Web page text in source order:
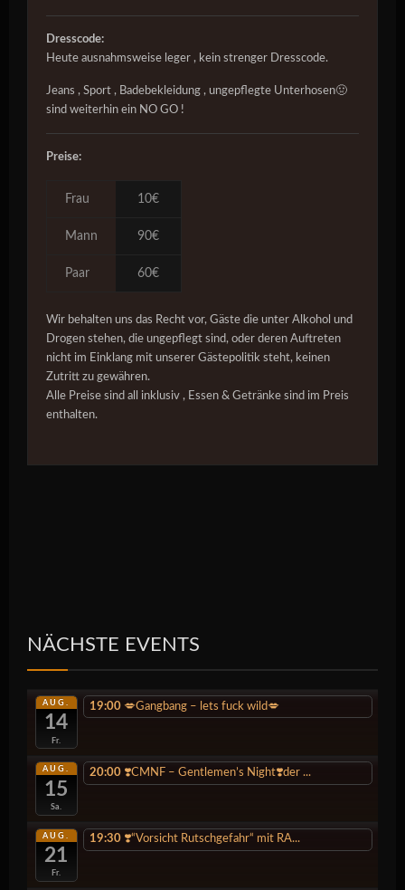
Dresscode:
Heute ausnahmsweise leger , kein strenger Dresscode.
Jeans , Sport , Badebekleidung , ungepflegte Unterhosen🤢
sind weiterhin ein NO GO !
Preise:
Frau 10€
Mann 90€
Paar 60€
Wir behalten uns das Recht vor, Gäste die unter Alkohol und
Drogen stehen, die ungepflegt sind, oder deren Auftreten
nicht im Einklang mit unserer Gästepolitik steht, keinen
Zutritt zu gewähren.
Alle Preise sind all inklusiv , Essen & Getränke sind im Preis
enthalten.
NÄCHSTE EVENTS
AUG.
14
Fr.
19:00 💋Gangbang – lets fuck wild💋
AUG.
15
Sa.
20:00 ❣️CMNF – Gentlemen’s Night❣️der ...
AUG.
21
Fr.
19:30 ❣️“Vorsicht Rutschgefahr“ mit RA...